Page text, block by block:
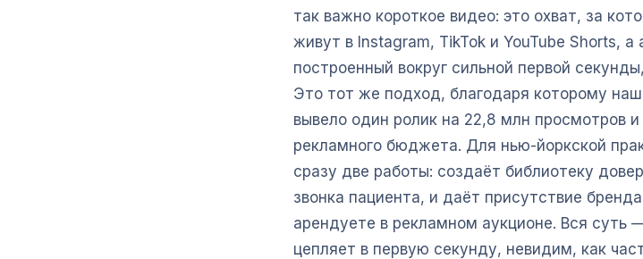
так важно короткое видео: это охват, за
живут в Instagram, TikTok и YouTube Shorts,
построенный вокруг сильной первой
Это тот же подход, благодаря которому
вывело один ролик на 22,8 млн просмотров
рекламного бюджета. Для нью-йоркской
сразу две работы: создаёт библиотеку
звонка пациента, и даёт присутствие
арендуете в рекламном аукционе. Вся суть
цепляет в первую секунду, невидим, как